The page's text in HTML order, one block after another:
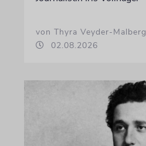
von Thyra Veyder-Malberg
02.08.2026